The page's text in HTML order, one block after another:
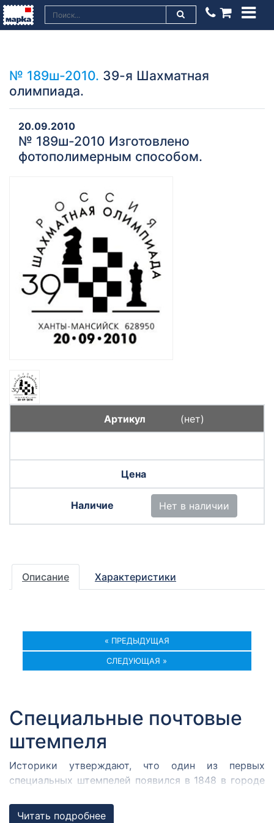
№ 189ш-2010. 39-я Шахматная
олимпиада.
20.09.2010
№ 189ш-2010 Изготовлено
фотополимерным способом.
(нет)
Нет в наличии
Описание Характеристики
« ПРЕДЫДУЩАЯ
СЛЕДУЮЩАЯ »
Специальные почтовые
штемпеля
Историки утверждают, что один из первых
специальных штемпелей появился в 1848 в городе
собрался Кромержижский парламент.
Читать подробнее